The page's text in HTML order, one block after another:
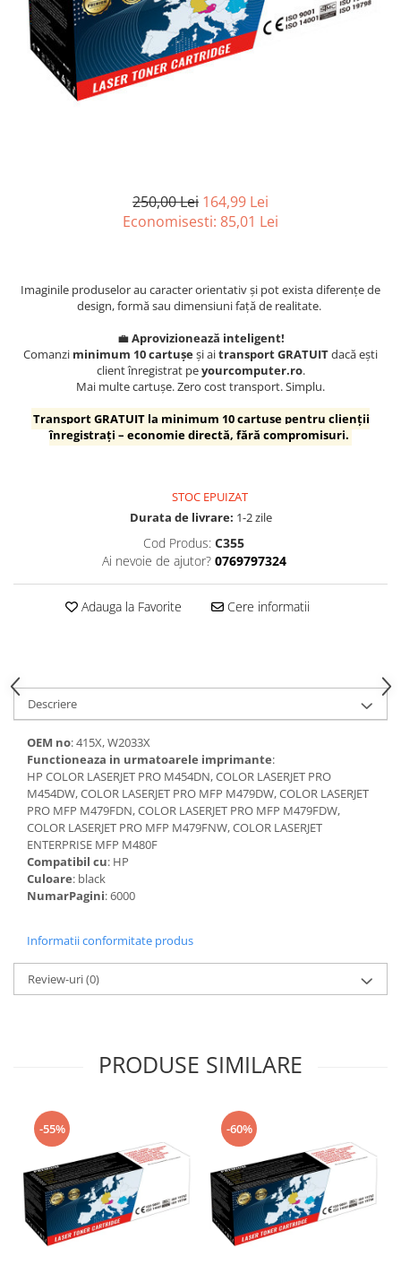
Surse
Laptopuri / Notebook-uri
Alimentatoare Laptopuri
Componente Laptop
250,00 Lei 164,99 Lei
Economisesti: 85,01 Lei
Imaginile produselor au caracter orientativ și pot exista diferențe de
design, formă sau dimensiuni față de realitate.
💼Aprovizionează inteligent!
Comanzi minimum 10 cartușeși aitransport GRATUITdacă ești
client înregistrat peyourcomputer.ro.
Mai multe cartușe. Zero cost transport. Simplu.
Transport GRATUIT la minimum 10 cartușe pentru clienții
înregistrați – economie directă, fără compromisuri.
STOC EPUIZAT
Durata de livrare: 1-2 zile
Cod Produs: C355
Ai nevoie de ajutor? 0769797324
Adauga la Favorite Cere informatii
Descriere
OEM no: 415X, W2033X
Functioneaza in urmatoarele imprimante:
HP COLOR LASERJET PRO M454DN, COLOR LASERJET PRO
M454DW, COLOR LASERJET PRO MFP M479DW, COLOR LASERJET
PRO MFP M479FDN, COLOR LASERJET PRO MFP M479FDW,
COLOR LASERJET PRO MFP M479FNW, COLOR LASERJET
ENTERPRISE MFP M480F
Compatibil cu: HP
Culoare: black
NumarPagini: 6000
Informatii conformitate produs
Review-uri(0)
PRODUSE SIMILARE
-55% -60%